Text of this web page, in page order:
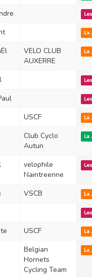
La
VELO CLUB
AUXERRE
La
USCF La
Club Cyclo
Autun
La
velophile
Naintreenne
VSCB La
USCF La
Belgian
Hornets
Cycling Team
La